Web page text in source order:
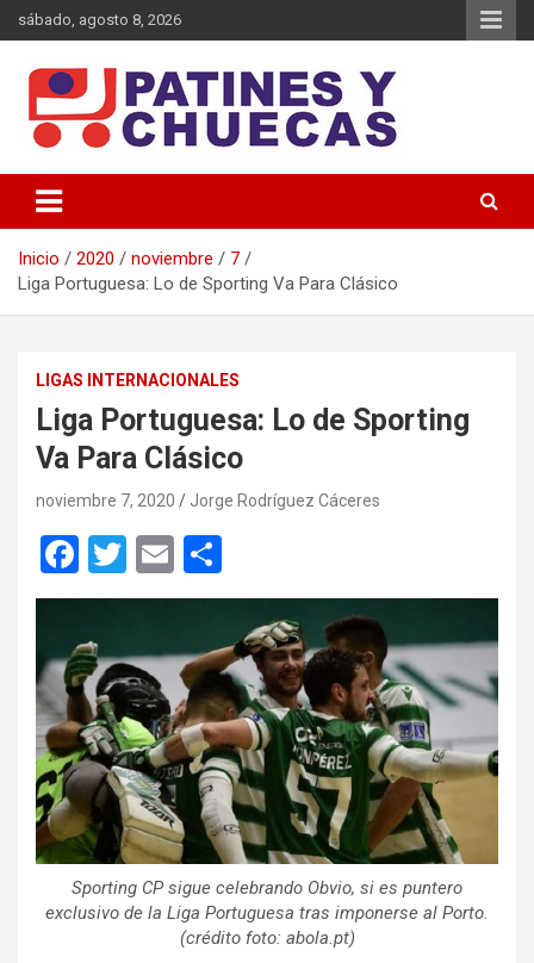
Saltar
al
sábado, agosto 8, 2026
Patines y Chuecas
Inicio 2020 noviembre
7
Liga Portuguesa: Lo de Sporting Va Para Clásico
LIGAS INTERNACIONALES
Liga Portuguesa: Lo de Sporting
Va Para Clásico
noviembre 7, 2020 Jorge Rodríguez Cáceres
F
a
ce
b
o
o
k
T
wi
er
E
m o
m
p
ar
tir
Sporting CP sigue celebrando Obvio, si es puntero
exclusivo de la Liga Portuguesa tras imponerse al Porto.
(crédito foto: abola.pt)